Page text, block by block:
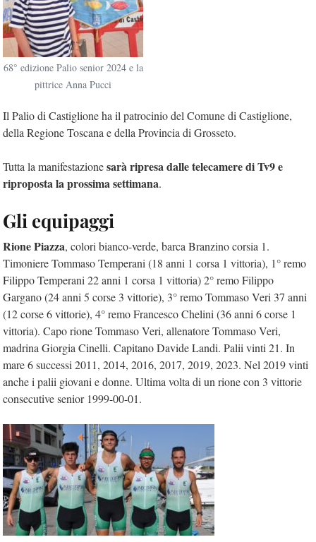
68° edizione Palio senior 2024 e la
pittrice Anna Pucci
Il Palio di Castiglione ha il patrocinio del Comune di Castiglione,
della Regione Toscana e della Provincia di Grosseto.
Tutta la manifestazionesarà ripresa dalle telecamere di Tv9 e
riproposta la prossima settimana.
Gli equipaggi
RionePiazza, colori bianco-verde, barca Branzino corsia 1.
Timoniere Tommaso Temperani (18 anni 1 corsa 1 vittoria), 1° remo
Filippo Temperani 22 anni 1 corsa 1 vittoria) 2° remo Filippo
Gargano (24 anni 5 corse 3 vittorie), 3° remo Tommaso Veri 37 anni
(12 corse 6 vittorie), 4° remo Francesco Chelini (36 anni 6 corse 1
vittoria). Capo rione Tommaso Veri, allenatore Tommaso Veri,
madrina Giorgia Cinelli. Capitano Davide Landi. Palii vinti 21. In
mare 6 successi 2011, 2014, 2016, 2017, 2019, 2023. Nel 2019 vinti
anche i palii giovani e donne. Ultima volta di un rione con 3 vittorie
consecutive senior 1999-00-01.